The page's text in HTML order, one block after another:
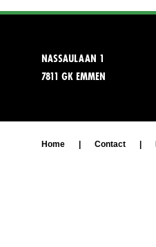
NASSAULAAN 1
7811 GK EMMEN
Home Contact